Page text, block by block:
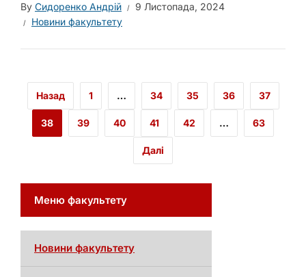
By Сидоренко Андрій
9 Листопада, 2024
Новини факультету
Назад 1 … 34 35 36 37
38 39 40 41 42 … 63
Далі
Меню факультету
Новини факультету